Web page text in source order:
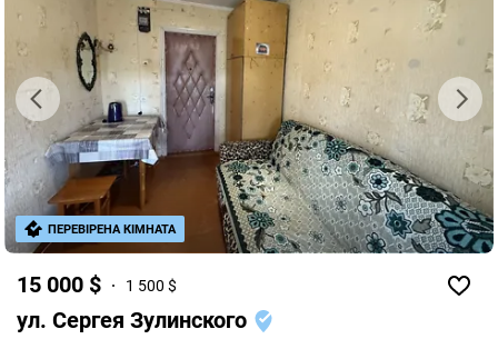
15 000 $ 1 500 $
ул. Сергея Зулинского
ПЕРЕВІРЕНА КІМНАТА